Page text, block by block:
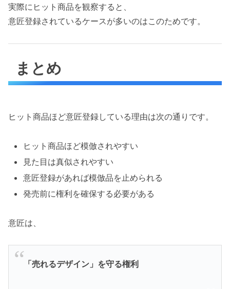
実際にヒット商品を観察すると、
意匠登録されているケースが多いのはこのためです。
まとめ
ヒット商品ほど意匠登録している理由は次の通りです。
ヒット商品ほど模倣されやすい
見た目は真似されやすい
意匠登録があれば模倣品を止められる
発売前に権利を確保する必要がある
意匠は、
「売れるデザイン」を守る権利